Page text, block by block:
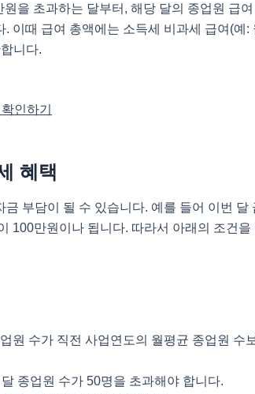
을 초과하는 달부터, 해당 달의 종업원 급
이때 급여 총액에는 소득세 비과세 급여(예:
니다.
인하기
혜택
부담이 될 수 있습니다. 예를 들어 이번 달
100만원이나 됩니다. 따라서 아래의 조건을
원 수가 직전 사업연도의 월평균 종업원 수
종업원 수가 50명을 초과해야 합니다.